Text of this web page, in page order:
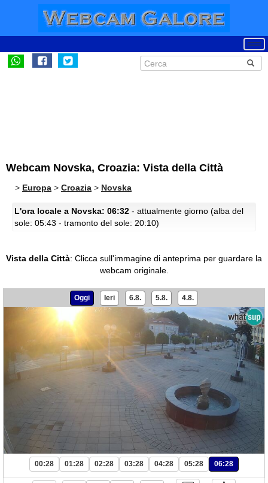
Webcam Novska, Croazia: Vista della Città
> Europa > Croazia > Novska
L'ora locale a Novska: 06:32 - attualmente giorno (alba del
sole: 05:43 - tramonto del sole: 20:10)
Vista della Città: Clicca sull'immagine di anteprima per guardare la
webcam originale.
Oggi Ieri 6.8. 5.8. 4.8.
00:28 01:28 02:28 03:28 04:28 05:28 06:28